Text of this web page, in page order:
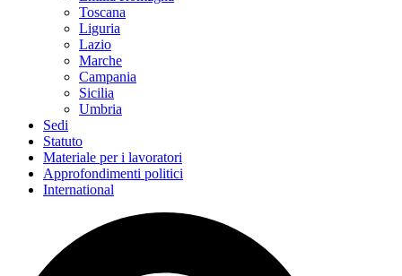
Toscana
Liguria
Lazio
Marche
Campania
Sicilia
Umbria
Sedi
Statuto
Materiale per i lavoratori
Approfondimenti politici
International